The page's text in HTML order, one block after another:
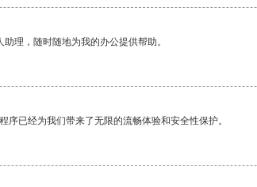
理，随时随地为我的办公提供帮助。
序已经为我们带来了无限的流畅体验和安全性保护。